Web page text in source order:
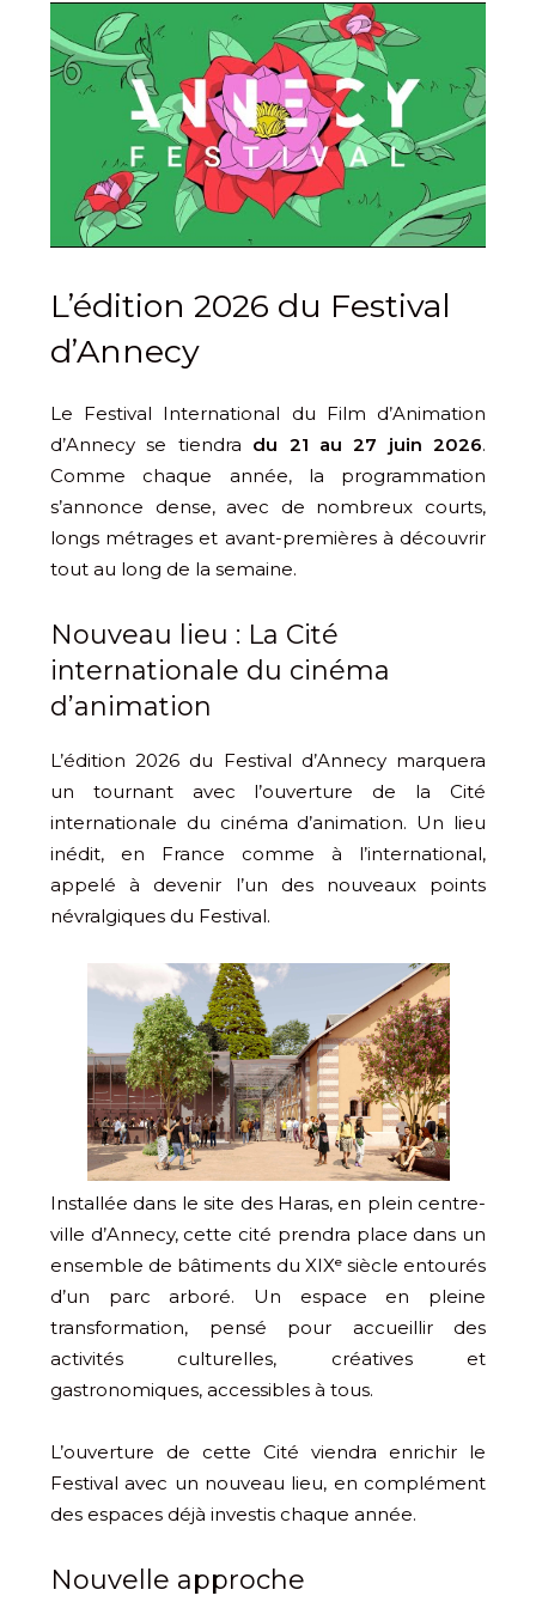
L’édition 2026 du Festival
d’Annecy
Le Festival International du Film d’Animation
d’Annecy se tiendra du 21 au 27 juin 2026.
Comme chaque année, la programmation
s’annonce dense, avec de nombreux courts,
longs métrages et avant-premières à découvrir
tout au long de la semaine.
Nouveau lieu : La Cité
internationale du cinéma
d’animation
L’édition 2026 du Festival d’Annecy marquera
un tournant avec l’ouverture de la Cité
internationale du cinéma d’animation. Un lieu
inédit, en France comme à l’international,
appelé à devenir l’un des nouveaux points
névralgiques du Festival.
Installée dans le site des Haras, en plein centre-
ville d’Annecy, cette cité prendra place dans un
ensemble de bâtiments du XIXᵉ siècle entourés
d’un parc arboré. Un espace en pleine
transformation, pensé pour accueillir des
activités culturelles, créatives et
gastronomiques, accessibles à tous.
L’ouverture de cette Cité viendra enrichir le
Festival avec un nouveau lieu, en complément
des espaces déjà investis chaque année.
Nouvelle approche